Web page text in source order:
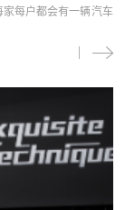
每户都会有一辆汽车